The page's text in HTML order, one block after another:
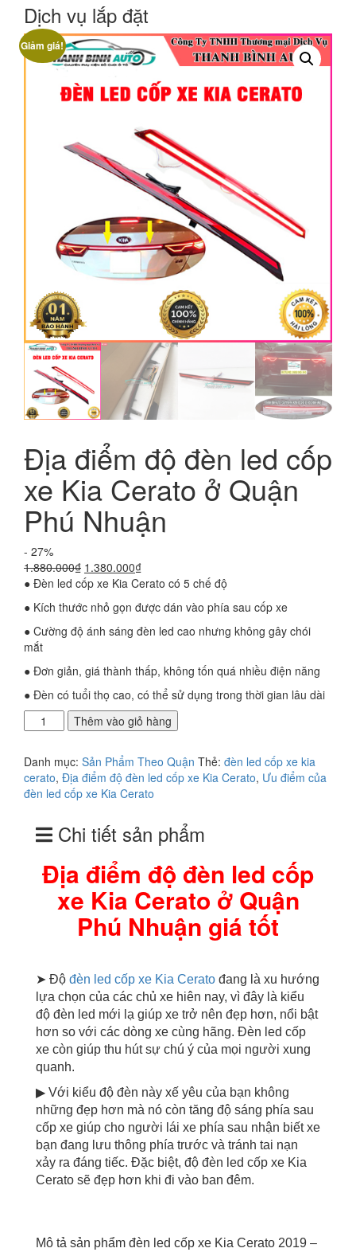
Dịch vụ lắp đặt
Giảm giá!
Địa điểm độ đèn led cốp
xe Kia Cerato ở Quận
Phú Nhuận
- 27%
1.880.000₫ Giá
gốc
1.880.000₫.
1.380.000₫Giá
hiện
là:
1.380.000₫.
● Đèn led cốp xe Kia Cerato có 5 chế độ
● Kích thước nhỏ gọn được dán vào phía sau cốp xe
● Cường độ ánh sáng đèn led cao nhưng không gây chói
mắt
● Đơn giản, giá thành thấp, không tốn quá nhiều điện năng
● Đèn có tuổi thọ cao, có thể sử dụng trong thời gian lâu dài
điểm
đèn
led
cốp
Kia
Cerato
Quận
Nhuận
Thêm vào giỏ hàng
Danh mục: Sản Phẩm Theo Quận Thẻ: đèn led cốp xe kia
cerato, Địa điểm độ đèn led cốp xe Kia Cerato, Ưu điểm của
đèn led cốp xe Kia Cerato
Chi tiết sản phẩm
Địa điểm độ đèn led cốp
xe Kia Cerato ở Quận
Phú Nhuận giá tốt
➤ Độ đèn led cốp xe Kia Cerato đang là xu hướng
lựa chọn của các chủ xe hiên nay, vì đây là kiểu
độ đèn led mới lạ giúp xe trở nên đẹp hơn, nổi bật
hơn so với các dòng xe cùng hãng. Đèn led cốp
xe còn giúp thu hút sự chú ý của mọi người xung
quanh.
▶ Với kiểu độ đèn này xế yêu của bạn không
những đẹp hơn mà nó còn tăng độ sáng phía sau
cốp xe giúp cho người lái xe phía sau nhận biết xe
bạn đang lưu thông phía trước và tránh tai nạn
xảy ra đáng tiếc. Đặc biệt, độ đèn led cốp xe Kia
Cerato sẽ đẹp hơn khi đi vào ban đêm.
Mô tả sản phẩm đèn led cốp xe Kia Cerato 2019 –